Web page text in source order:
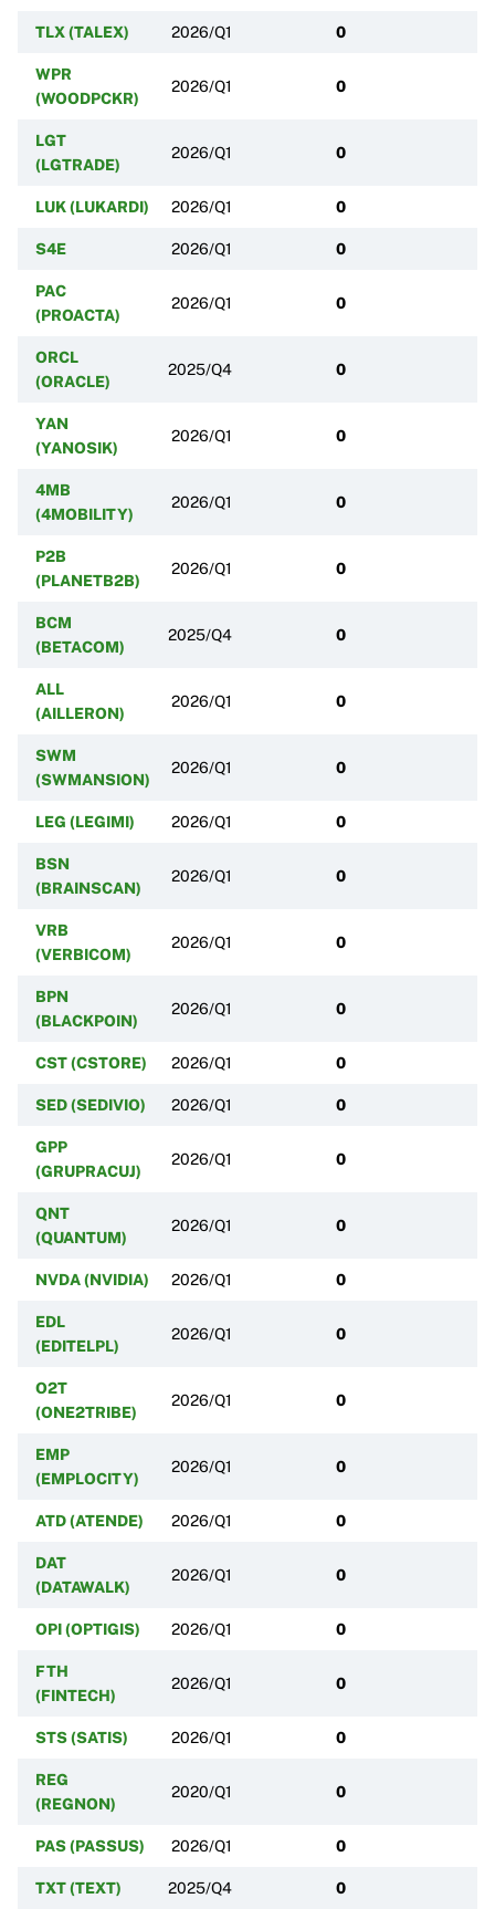
TLX (TALEX) 2026/Q1 0
WPR
(WOODPCKR)
2026/Q1 0
LGT
(LGTRADE)
2026/Q1 0
LUK (LUKARDI) 2026/Q1 0
S4E 2026/Q1 0
PAC
(PROACTA)
2026/Q1 0
ORCL
(ORACLE)
2025/Q4 0
YAN
(YANOSIK)
2026/Q1 0
4MB
(4MOBILITY)
2026/Q1 0
P2B
(PLANETB2B)
2026/Q1 0
BCM
(BETACOM)
2025/Q4 0
ALL
(AILLERON)
2026/Q1 0
SWM
(SWMANSION)
2026/Q1 0
LEG (LEGIMI) 2026/Q1 0
BSN
(BRAINSCAN)
2026/Q1 0
VRB
(VERBICOM)
2026/Q1 0
BPN
(BLACKPOIN)
2026/Q1 0
CST (CSTORE) 2026/Q1 0
SED (SEDIVIO) 2026/Q1 0
GPP
(GRUPRACUJ)
2026/Q1 0
QNT
(QUANTUM)
2026/Q1 0
NVDA (NVIDIA) 2026/Q1 0
EDL
(EDITELPL)
2026/Q1 0
O2T
(ONE2TRIBE)
2026/Q1 0
EMP
(EMPLOCITY)
2026/Q1 0
ATD (ATENDE) 2026/Q1 0
DAT
(DATAWALK)
2026/Q1 0
OPI (OPTIGIS) 2026/Q1 0
FTH
(FINTECH)
2026/Q1 0
STS (SATIS) 2026/Q1 0
REG
(REGNON)
2020/Q1 0
PAS (PASSUS) 2026/Q1 0
TXT (TEXT) 2025/Q4 0